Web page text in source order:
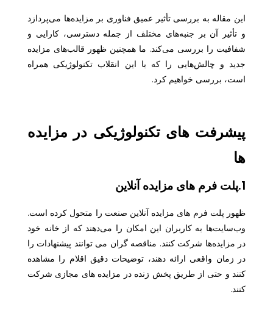
این مقاله به بررسی تأثیر عمیق فناوری بر مزایده‌ها می‌پردازد
و تأثیر آن بر جنبه‌های مختلف از جمله دسترسی، کارایی و
شفافیت را بررسی می‌کند. ما همچنین ظهور قالب‌های مزایده
جدید و چالش‌هایی را که با این انقلاب تکنولوژیکی همراه
است، بررسی خواهیم کرد.
پیشرفت های تکنولوژیکی در مزایده
ها
1.پلت فرم های مزایده آنلاین
ظهور پلت فرم های مزایده آنلاین صنعت را متحول کرده است.
وب‌سایت‌ها به کاربران این امکان را می‌دهند که از خانه خود
در مزایده‌ها شرکت کنند. مناقصه گران می توانند پیشنهادات را
در زمان واقعی ارائه دهند، توضیحات دقیق اقلام را مشاهده
کنند و حتی از طریق پخش زنده در مزایده های مجازی شرکت
کنند.